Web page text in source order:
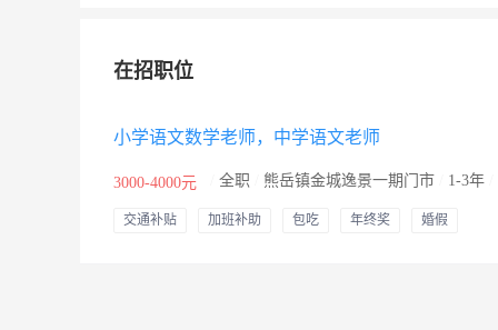
在招职位
小学语文数学老师，中学语文老师
3000-4000元 全职 熊岳镇金城逸景一期门市 1-3年
交通补贴 加班补助 包吃 年终奖 婚假